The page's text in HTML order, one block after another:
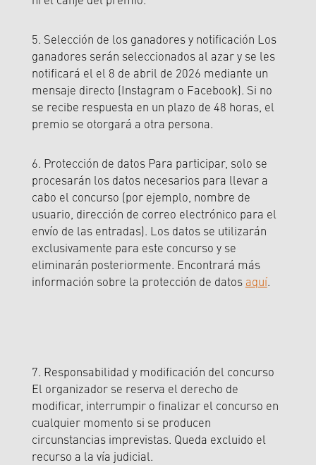
5. Selección de los ganadores y notificación Los
ganadores serán seleccionados al azar y se les
notificará el el 8 de abril de 2026 mediante un
mensaje directo (Instagram o Facebook). Si no
se recibe respuesta en un plazo de 48 horas, el
premio se otorgará a otra persona.
6. Protección de datos Para participar, solo se
procesarán los datos necesarios para llevar a
cabo el concurso (por ejemplo, nombre de
usuario, dirección de correo electrónico para el
envío de las entradas). Los datos se utilizarán
exclusivamente para este concurso y se
eliminarán posteriormente. Encontrará más
información sobre la protección de datos aquí.
7. Responsabilidad y modificación del concurso
El organizador se reserva el derecho de
modificar, interrumpir o finalizar el concurso en
cualquier momento si se producen
circunstancias imprevistas. Queda excluido el
recurso a la vía judicial.